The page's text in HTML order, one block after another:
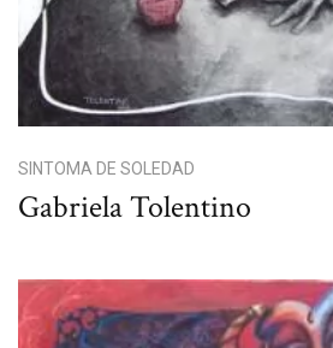
SINTOMA DE SOLEDAD
Gabriela Tolentino